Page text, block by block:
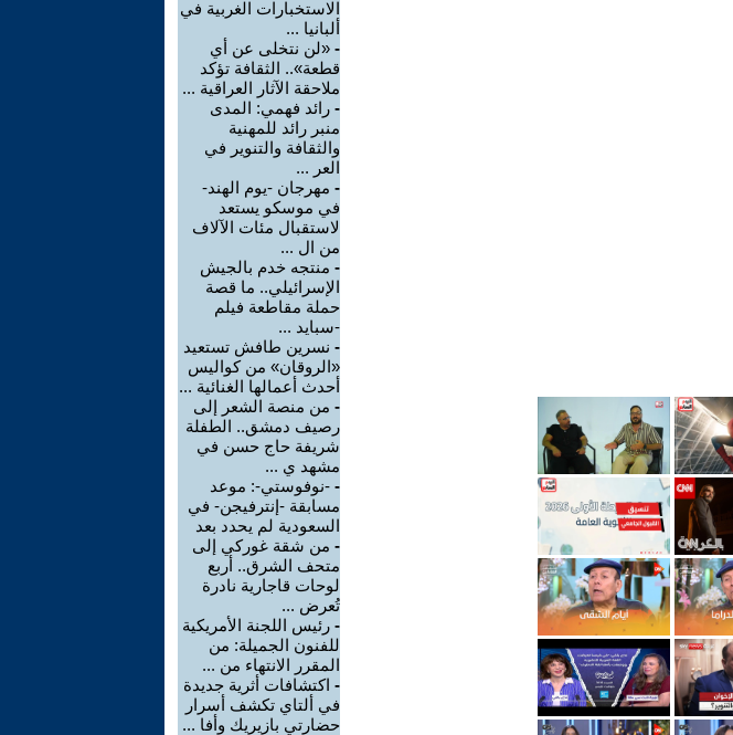
الاستخبارات الغربية في
ألبانيا ...
- «لن نتخلى عن أي
قطعة».. الثقافة تؤكد
ملاحقة الآثار العراقية ...
- رائد فهمي: المدى
منبر رائد للمهنية
والثقافة والتنوير في
العر ...
- مهرجان -يوم الهند-
في موسكو يستعد
لاستقبال مئات الآلاف
من ال ...
- منتجه خدم بالجيش
الإسرائيلي.. ما قصة
حملة مقاطعة فيلم
-سبايد ...
- نسرين طافش تستعيد
«الروقان» من كواليس
أحدث أعمالها الغنائية ...
- من منصة الشعر إلى
رصيف دمشق.. الطفلة
شريفة حاج حسن في
مشهد ي ...
- -نوفوستي-: موعد
مسابقة -إنترفيجن- في
السعودية لم يحدد بعد
- من شقة غوركي إلى
متحف الشرق.. أربع
لوحات قاجارية نادرة
تُعرض ...
- رئيس اللجنة الأمريكية
للفنون الجميلة: من
المقرر الانتهاء من ...
- اكتشافات أثرية جديدة
في ألتاي تكشف أسرار
حضارتي بازيريك وأفا ...